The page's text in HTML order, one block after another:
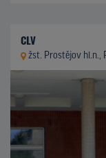
CLV
žst. Prostějov hl.n.,